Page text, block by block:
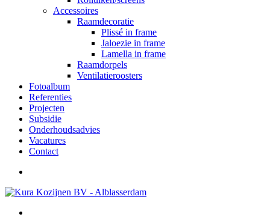
Accessoires
Raamdecoratie
Plissé in frame
Jaloezie in frame
Lamella in frame
Raamdorpels
Ventilatieroosters
Fotoalbum
Referenties
Projecten
Subsidie
Onderhoudsadvies
Vacatures
Contact